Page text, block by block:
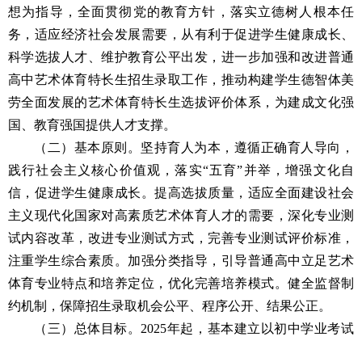
想为指导，全面贯彻党的教育方针，落实立德树人根本任
务，适应经济社会发展需要，从有利于促进学生健康成长、
科学选拔人才、维护教育公平出发，进一步加强和改进普通
高中艺术体育特长生招生录取工作，推动构建学生德智体美
劳全面发展的艺术体育特长生选拔评价体系，为建成文化强
国、教育强国提供人才支撑。
（二）基本原则。坚持育人为本，遵循正确育人导向，
践行社会主义核心价值观，落实“五育”并举，增强文化自
信，促进学生健康成长。提高选拔质量，适应全面建设社会
主义现代化国家对高素质艺术体育人才的需要，深化专业测
试内容改革，改进专业测试方式，完善专业测试评价标准，
注重学生综合素质。加强分类指导，引导普通高中立足艺术
体育专业特点和培养定位，优化完善培养模式。健全监督制
约机制，保障招生录取机会公平、程序公开、结果公正。
（三）总体目标。2025年起，基本建立以初中学业考试